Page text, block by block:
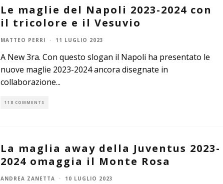
Le maglie del Napoli 2023-2024 con
il tricolore e il Vesuvio
MATTEO PERRI · 11 LUGLIO 2023
A New 3ra. Con questo slogan il Napoli ha presentato le
nuove maglie 2023-2024 ancora disegnate in
collaborazione...
118 COMMENTS
La maglia away della Juventus 2023-
2024 omaggia il Monte Rosa
ANDREA ZANETTA · 10 LUGLIO 2023